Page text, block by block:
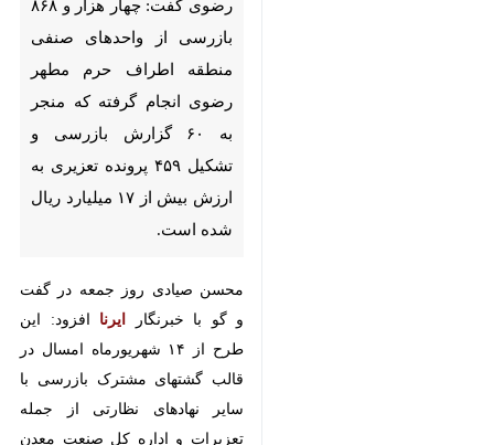
حرم مطهر رضوی انجام گرفته که
منجر به ۶۰ گزارش بازرسی و
تشکیل ۴۵۹ پرونده تعزیری به
ارزش بیش از ۱۷ میلیارد ریال شده
است.
محسن صیادی روز جمعه در گفت و
گو با خبرنگارایرنا
مشترک بازرسی با سایر نهادهای
نظارتی از جمله تعزیرات و اداره کل
صنعت معدن و تجارت خراسان
رضوی آغاز شده است.